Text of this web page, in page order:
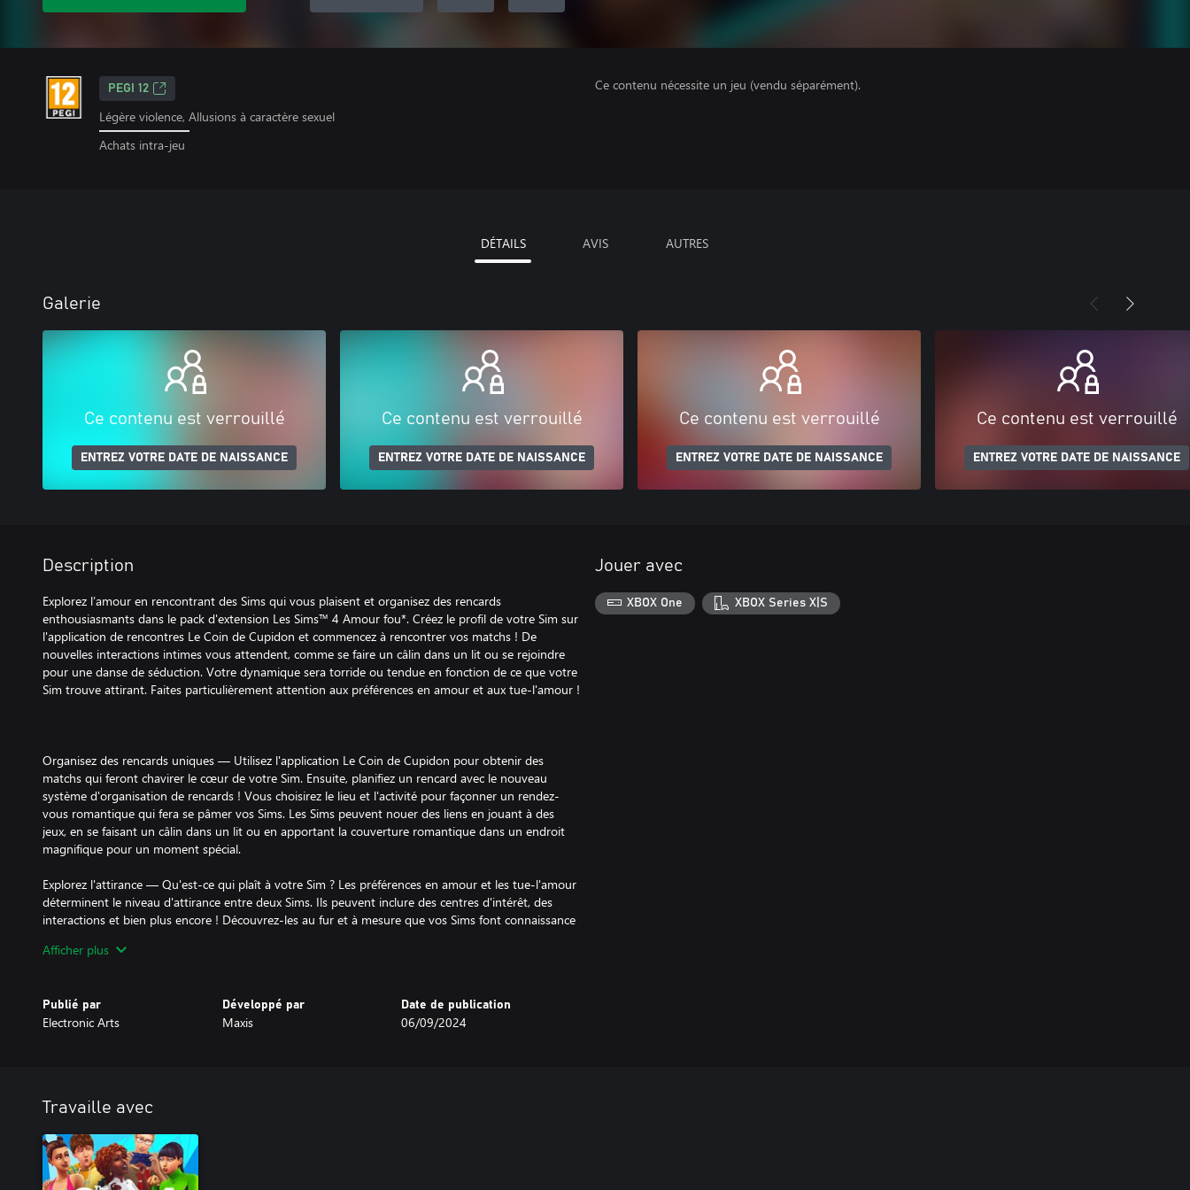
PEGI 12
Légère violence, Allusions à caractère sexuel
Achats intra-jeu
Ce contenu nécessite un jeu (vendu séparément).
DÉTAILS AVIS AUTRES
Galerie
Ce contenu est verrouillé
ENTREZ VOTRE DATE DE NAISSANCE
Ce contenu est verrouillé
ENTREZ VOTRE DATE DE NAISSANCE
Ce contenu est verrouillé
ENTREZ VOTRE DATE DE NAISSANCE
Ce contenu est verrouillé
ENTREZ VOTRE DATE DE NAISSANCE
Description
Explorez l’amour en rencontrant des Sims qui vous plaisent et organisez des rencards
enthousiasmants dans le pack d'extension Les Sims™ 4 Amour fou*. Créez le profil de votre Sim sur
l'application de rencontres Le Coin de Cupidon et commencez à rencontrer vos matchs ! De
nouvelles interactions intimes vous attendent, comme se faire un câlin dans un lit ou se rejoindre
pour une danse de séduction. Votre dynamique sera torride ou tendue en fonction de ce que votre
Sim trouve attirant. Faites particulièrement attention aux préférences en amour et aux tue-l'amour !
Organisez des rencards uniques — Utilisez l'application Le Coin de Cupidon pour obtenir des
matchs qui feront chavirer le cœur de votre Sim. Ensuite, planifiez un rencard avec le nouveau
système d'organisation de rencards ! Vous choisirez le lieu et l'activité pour façonner un rendez-
vous romantique qui fera se pâmer vos Sims. Les Sims peuvent nouer des liens en jouant à des
jeux, en se faisant un câlin dans un lit ou en apportant la couverture romantique dans un endroit
magnifique pour un moment spécial.
Explorez l'attirance — Qu'est-ce qui plaît à votre Sim ? Les préférences en amour et les tue-l'amour
déterminent le niveau d'attirance entre deux Sims. Ils peuvent inclure des centres d'intérêt, des
interactions et bien plus encore ! Découvrez-les au fur et à mesure que vos Sims font connaissance
Comme les Sims aiment et détestent des interactions différentes, leurs partenaires peuvent avoir
Aimez l’amour — L'amour n'est pas qu'un mot ; c'est une compétence qui débloque des
en forme de cœur dans leurs inventaires.
Des rencards dans une ville inoubliable — Craquez pour une ville magnifique faite pour s'aimer !
Ciudad Enamorada inclut 3 quartiers débordant de charme avec une multitude d'endroits où se
rencontrer, flirter et même faire crac-crac. Il y a même une nouvelle caractéristique de terrain
Afficher plus
Publié par
Electronic Arts
Développé par
Maxis
Date de publication
06/09/2024
Jouer avec
XBOX One XBOX Series X|S
Travaille avec